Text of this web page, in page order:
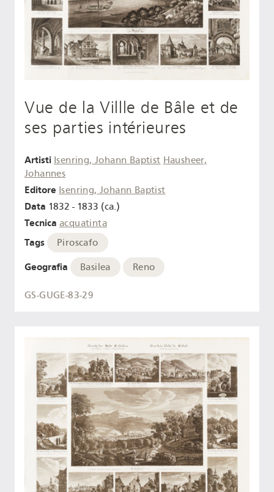
Vue de la Villle de Bâle et de
ses parties intérieures
Artisti Isenring, Johann Baptist Hausheer,
Johannes
Editore Isenring, Johann Baptist
Data 1832 - 1833 (ca.)
Tecnica acquatinta
Tags Piroscafo
Geografia Basilea Reno
GS-GUGE-83-29